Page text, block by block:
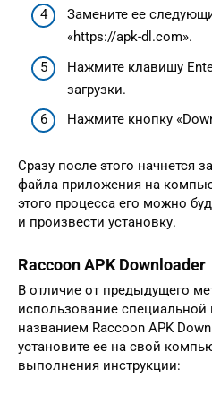
Замените ее
«https://apk-dl.com».
Нажмите клавишу
загрузки.
Нажмите кнопку
Сразу после этого начнется
файла приложения на
этого процесса его можно
и произвести установку.
Raccoon APK Downloader
В отличие от предыдущего
использование
названием Raccoon APK
установите ее на свой
выполнения инструкции: